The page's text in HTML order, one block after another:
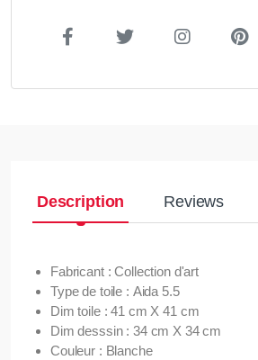
Description Reviews
Fabricant : Collection d'art
Type de toile : Aida 5.5
Dim toile : 41 cm X 41 cm
Dim desssin : 34 cm X 34 cm
Couleur : Blanche